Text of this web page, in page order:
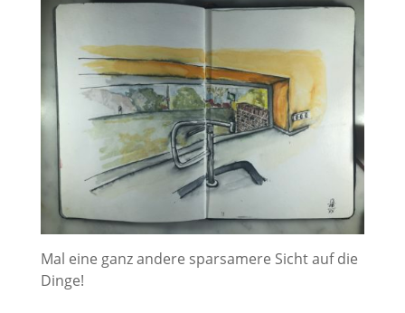
Mal eine ganz andere sparsamere Sicht auf die
Dinge!